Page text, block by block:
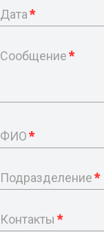
Дата*
Сообщение*
ФИО*
Подразделение*
Контакты *